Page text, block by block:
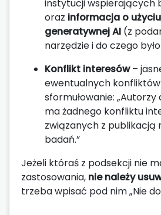
instytucji wspierających
oraz informacja o
generatywnej AI (z
narzędzie i do czego
Konflikt interesów–
ewentualnych
sformułowanie: „Autorzy
ma żadnego konfliktu
związanych z publikacją
badań.”
Jeżeli któraś z podsekcji nie
zastosowania, nie należy
trzeba wpisać pod nim „Nie